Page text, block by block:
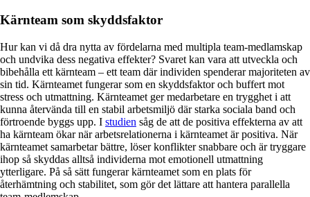
Kärnteam som skyddsfaktor
Hur kan vi då dra nytta av fördelarna med multipla team-medlamskap
och undvika dess negativa effekter? Svaret kan vara att utveckla och
bibehålla ett kärnteam – ett team där individen spenderar majoriteten av
sin tid. Kärnteamet fungerar som en skyddsfaktor och buffert mot
stress och utmattning. Kärnteamet ger medarbetare en trygghet i att
kunna återvända till en stabil arbetsmiljö där starka sociala band och
förtroende byggs upp. I studien såg de att de positiva effekterna av att
ha kärnteam ökar när arbetsrelationerna i kärnteamet är positiva. När
kärnteamet samarbetar bättre, löser konflikter snabbare och är tryggare
ihop så skyddas alltså individerna mot emotionell utmattning
ytterligare. På så sätt fungerar kärnteamet som en plats för
återhämtning och stabilitet, som gör det lättare att hantera parallella